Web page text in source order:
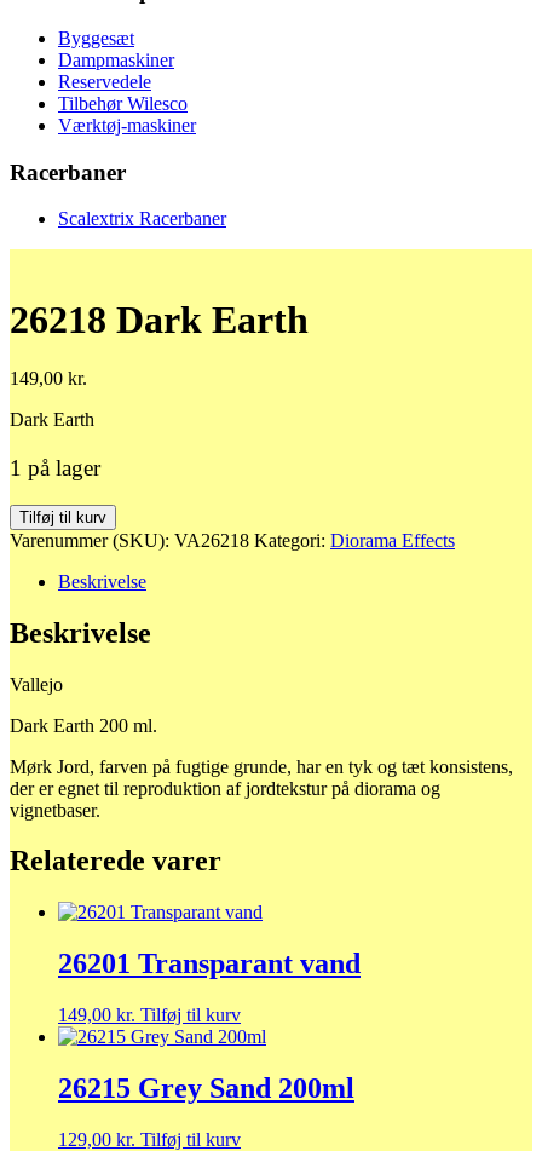
Byggesæt
Dampmaskiner
Reservedele
Tilbehør Wilesco
Værktøj-maskiner
Racerbaner
Scalextrix Racerbaner
26218 Dark Earth
149,00 kr.
Dark Earth
1 på lager
26218
Dark
antal
Tilføj til kurv
Varenummer (SKU): VA26218 Kategori: Diorama Effects
Beskrivelse
Beskrivelse
Vallejo
Dark Earth 200 ml.
Mørk Jord, farven på fugtige grunde, har en tyk og tæt konsistens,
der er egnet til reproduktion af jordtekstur på diorama og
vignetbaser.
Relaterede varer
26201 Transparant vand
149,00 kr. Tilføj til kurv
26215 Grey Sand 200ml
129,00 kr. Tilføj til kurv